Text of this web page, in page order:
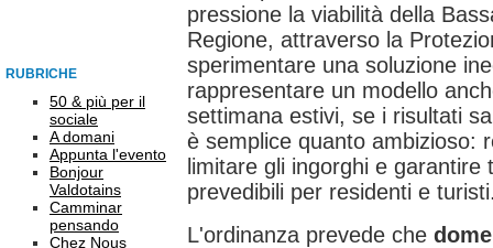
RUBRICHE
50 & più per il
sociale
A domani
Appunta l'evento
Bonjour
Valdotains
Camminar
pensando
Chez Nous
pressione la viabilità della
Regione, attraverso la
sperimentare una soluzione
rappresentare un modello
settimana estivi, se i risultati
è semplice quanto ambizioso:
limitare gli ingorghi e
prevedibili per residenti e
L'ordinanza prevede che